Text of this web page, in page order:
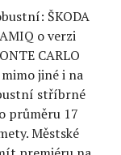
ŠKODA
o verzi
CARLO
jiné i na
stříbrné
průměru 17
Městské